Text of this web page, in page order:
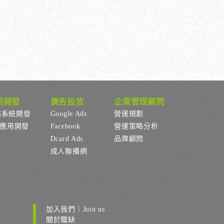
開發
統開發
用開發
廣告投放
Google Ads
Facebook
Dcard Ads
成人聯播網
企業管理顧問
營運規劃
營運策略分析
品牌顧問
加入我們｜Join us
關於職缺